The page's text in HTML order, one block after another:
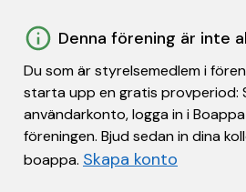
Denna förening är inte
Du som är styrelsemedlem i
starta upp en gratis provperiod:
användarkonto, logga in i
föreningen. Bjud sedan in dina
boappa. Skapa konto